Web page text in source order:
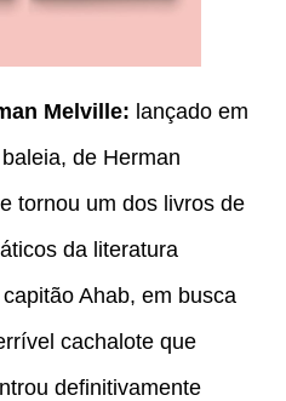
Melville: lançado em
de Herman
tornou um dos livros de
da literatura
Ahab, em busca
cachalote que
definitivamente